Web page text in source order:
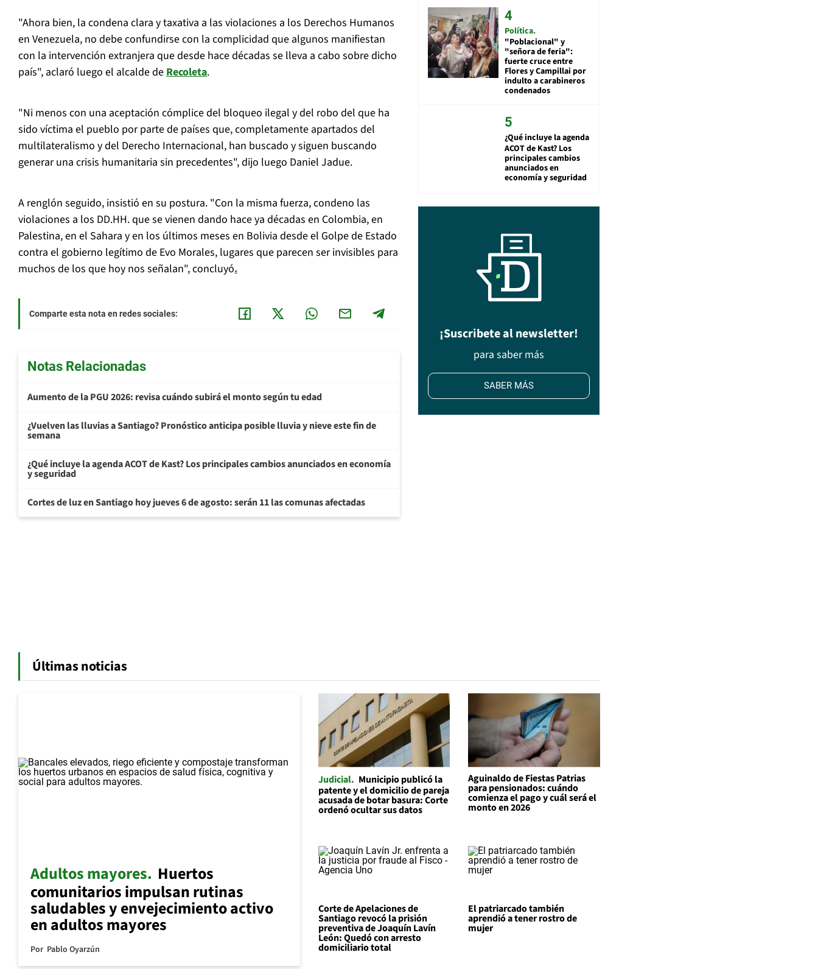
"Ahora bien, la condena clara y taxativa a las violaciones a los Derechos Humanos
en Venezuela, no debe confundirse con la complicidad que algunos manifiestan
con la intervención extranjera que desde hace décadas se lleva a cabo sobre dicho
país", aclaró luego el alcalde deRecoleta.
"Ni menos con una aceptación cómplice del bloqueo ilegal y del robo del que ha
sido víctima el pueblo por parte de países que, completamente apartados del
multilateralismo y del Derecho Internacional, han buscado y siguen buscando
generar una crisis humanitaria sin precedentes", dijo luego Daniel Jadue.
A renglón seguido, insistió en su postura. "Con la misma fuerza, condeno las
violaciones a los DD.HH. que se vienen dando hace ya décadas en Colombia, en
Palestina, en el Sahara y en los últimos meses en Bolivia desde el Golpe de Estado
contra el gobierno legítimo de Evo Morales, lugares que parecen ser invisibles para
muchos de los que hoy nos señalan", concluyó.
Comparte esta nota en redes sociales:
Notas Relacionadas
Aumento de la PGU 2026: revisa cuándo subirá el monto según tu edad
¿Vuelven las lluvias a Santiago? Pronóstico anticipa posible lluvia y nieve este fin de
semana
¿Qué incluye la agenda ACOT de Kast? Los principales cambios anunciados en economía
y seguridad
Cortes de luz en Santiago hoy jueves 6 de agosto: serán 11 las comunas afectadas
Política
"Poblacional" y
"señora de feria":
fuerte cruce entre
Flores y Campillai por
indulto a carabineros
condenados
¿Qué incluye la agenda
ACOT de Kast? Los
principales cambios
anunciados en
economía y seguridad
¡Suscribete al newsletter!
para saber más
SABER MÁS
Últimas noticias
Adultos mayores Huertos
comunitarios impulsan rutinas
saludables y envejecimiento activo
en adultos mayores
Por Pablo Oyarzún
Judicial
Municipio publicó la
patente y el domicilio de pareja
acusada de botar basura: Corte
ordenó ocultar sus datos
Aguinaldo de Fiestas Patrias
para pensionados: cuándo
comienza el pago y cuál será el
monto en 2026
Corte de Apelaciones de
Santiago revocó la prisión
preventiva de Joaquín Lavín
León: Quedó con arresto
domiciliario total
El patriarcado también
aprendió a tener rostro de
mujer